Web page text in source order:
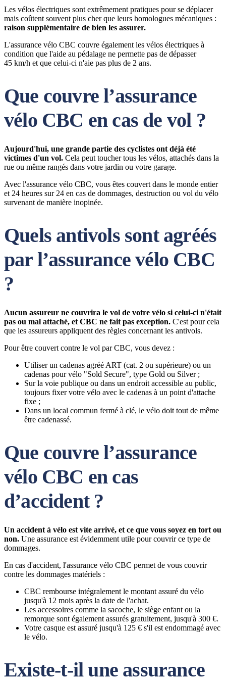
Les vélos électriques sont extrêmement pratiques pour se déplacer
mais coûtent souvent plus cher que leurs homologues mécaniques :
raison supplémentaire de bien les assurer.
L'assurance vélo CBC couvre également les vélos électriques à
condition que l'aide au pédalage ne permette pas de dépasser
45 km/h et que celui-ci n'aie pas plus de 2 ans.
Que couvre l’assurance
vélo CBC en cas de vol ?
Aujourd'hui, une grande partie des cyclistes ont déjà été
victimes d'un vol. Cela peut toucher tous les vélos, attachés dans la
rue ou même rangés dans votre jardin ou votre garage.
Avec l'assurance vélo CBC, vous êtes couvert dans le monde entier
et 24 heures sur 24 en cas de dommages, destruction ou vol du vélo
survenant de manière inopinée.
Quels antivols sont agréés
par l’assurance vélo CBC
?
Aucun assureur ne couvrira le vol de votre vélo si celui-ci n'était
pas ou mal attaché, et CBC ne fait pas exception. C'est pour cela
que les assureurs appliquent des règles concernant les antivols.
Pour être couvert contre le vol par CBC, vous devez :
Utiliser un cadenas agréé ART (cat. 2 ou supérieure) ou un
cadenas pour vélo "Sold Secure", type Gold ou Silver ;
Sur la voie publique ou dans un endroit accessible au public,
toujours fixer votre vélo avec le cadenas à un point d'attache
fixe ;
Dans un local commun fermé à clé, le vélo doit tout de même
être cadenassé.
Que couvre l’assurance
vélo CBC en cas
d’accident ?
Un accident à vélo est vite arrivé, et ce que vous soyez en tort ou
non. Une assurance est évidemment utile pour couvrir ce type de
dommages.
En cas d'accident, l'assurance vélo CBC permet de vous couvrir
contre les dommages matériels :
CBC rembourse intégralement le montant assuré du vélo
jusqu'à 12 mois après la date de l'achat.
Les accessoires comme la sacoche, le siège enfant ou la
remorque sont également assurés gratuitement, jusqu'à 300 €.
Votre casque est assuré jusqu'à 125 € s'il est endommagé avec
le vélo.
Existe-t-il une assurance